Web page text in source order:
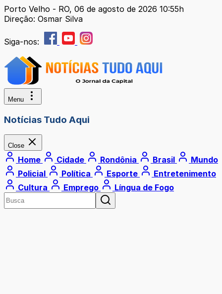
Porto Velho - RO, 06 de agosto de 2026 10:55h
Direção: Osmar Silva
Siga-nos:
Menu
Notícias Tudo Aqui
Close
Home Cidade Rondônia Brasil
Mundo
Policial
Política Esporte
Entretenimento
Cultura
Emprego Língua de Fogo